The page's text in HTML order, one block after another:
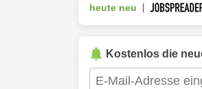
heute neu
Kostenlos die